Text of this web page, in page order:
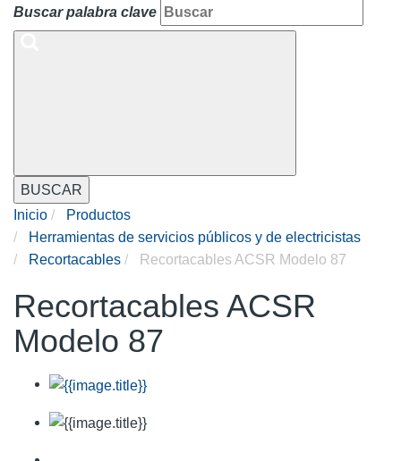
Buscar palabra clave
BUSCAR
Inicio
Productos
Herramientas de servicios públicos y de electricistas
Recortacables
Recortacables ACSR Modelo 87
Recortacables ACSR
Modelo 87